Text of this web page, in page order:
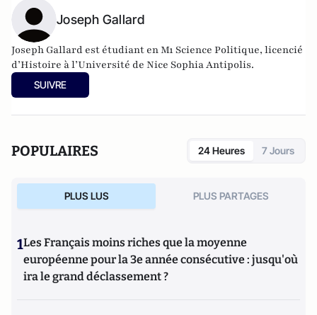
Joseph Gallard
Joseph Gallard est étudiant en M1 Science Politique, licencié
d’Histoire à l’Université de Nice Sophia Antipolis.
SUIVRE
POPULAIRES 24 Heures 7 Jours
PLUS LUS PLUS PARTAGES
1Les Français moins riches que la moyenne
européenne pour la 3e année consécutive : jusqu'où
ira le grand déclassement ?